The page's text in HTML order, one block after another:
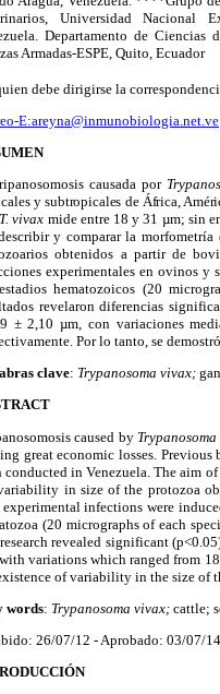
Universidad Nacional
Departamento de
Armadas-ESPE, Quito, Ecuador
debe dirigirse la
E:areyna@inmunobiologia.net.ve
causada por
y subtropicales de África,
T. vivax mide entre 18 y 31 µm; sin
y comparar la morfometría
obtenidos a partir de
experimentales en ovinos y
hematozoicos (20
revelaron diferencias
± 2,10 µm, con variaciones
Por lo tanto, se
clave: Trypanosoma vivax;
caused by
great economic losses. Previous
conducted in Venezuela. The aim
in size of the protozoa
infections were
(20 micrographs of each
revealed significant
variations which ranged from
of variability in the size of
words: Trypanosoma vivax; cattle;
26/07/12 - Aprobado: 03/07/14